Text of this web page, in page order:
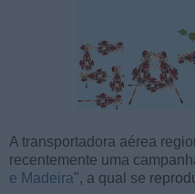
A transportadora aérea
recentemente uma
e Madeira", a qual se